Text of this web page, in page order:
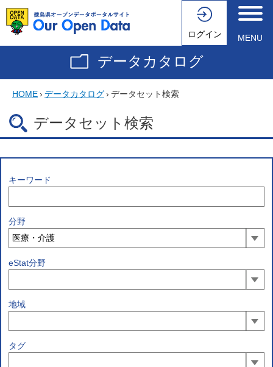
ログイン MENU
データカタログ
HOME› データカタログ› データセット検索
データセット検索
キーワード
分野
eStat分野
地域
タグ